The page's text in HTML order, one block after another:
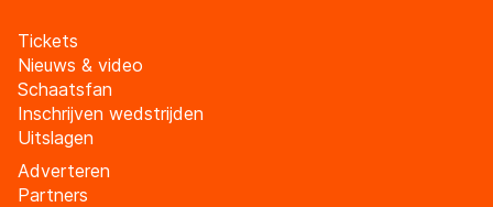
Tickets
Nieuws & video
Schaatsfan
Inschrijven wedstrijden
Uitslagen
Adverteren
Partners